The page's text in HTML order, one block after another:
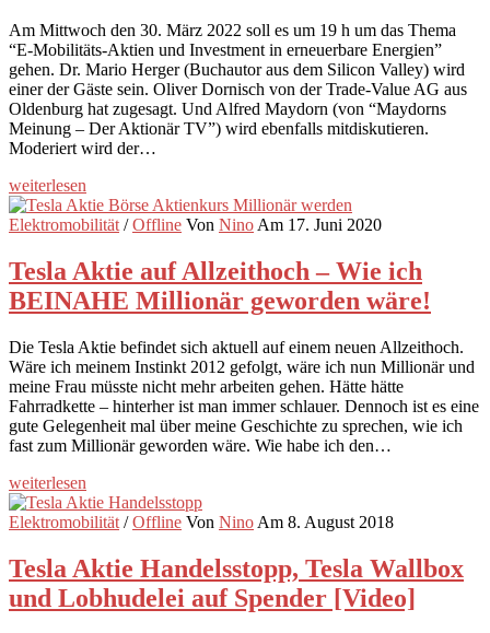
Am Mittwoch den 30. März 2022 soll es um 19 h um das Thema
“E-Mobilitäts-Aktien und Investment in erneuerbare Energien”
gehen. Dr. Mario Herger (Buchautor aus dem Silicon Valley) wird
einer der Gäste sein. Oliver Dornisch von der Trade-Value AG aus
Oldenburg hat zugesagt. Und Alfred Maydorn (von “Maydorns
Meinung – Der Aktionär TV”) wird ebenfalls mitdiskutieren.
Moderiert wird der…
weiterlesen
Elektromobilität /Offline Von Nino Am 17. Juni 2020
Tesla Aktie auf Allzeithoch – Wie ich
BEINAHE Millionär geworden wäre!
Die Tesla Aktie befindet sich aktuell auf einem neuen Allzeithoch.
Wäre ich meinem Instinkt 2012 gefolgt, wäre ich nun Millionär und
meine Frau müsste nicht mehr arbeiten gehen. Hätte hätte
Fahrradkette – hinterher ist man immer schlauer. Dennoch ist es eine
gute Gelegenheit mal über meine Geschichte zu sprechen, wie ich
fast zum Millionär geworden wäre. Wie habe ich den…
weiterlesen
Elektromobilität /Offline Von Nino Am 8. August 2018
Tesla Aktie Handelsstopp, Tesla Wallbox
und Lobhudelei auf Spender [Video]